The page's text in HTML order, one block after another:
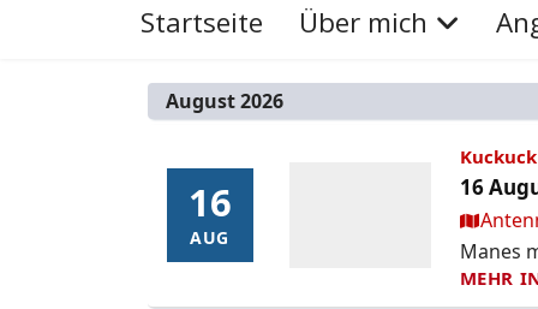
Startseite Über mich
August 2026
16
AUG
16
AUG
16
Ort:
Manes
MEHR